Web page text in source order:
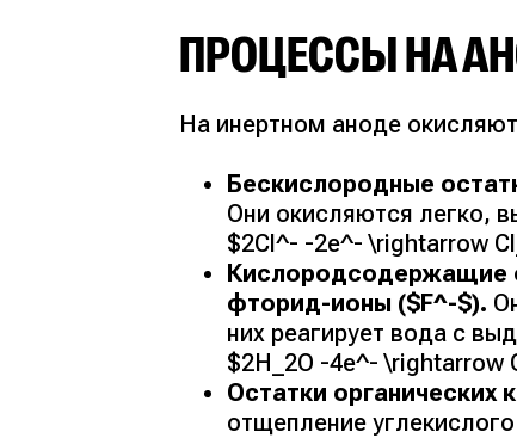
ПРОЦЕССЫ НА
На инертном аноде
Бескислородные
Они окисляются легко,
$2Cl^- -2e^- \rightarrow
Кислородсодержащие
фторид-ионы ($F^-$).
них реагирует вода с
$2H_2O -4e^- \rightarrow
Остатки органических
отщепление